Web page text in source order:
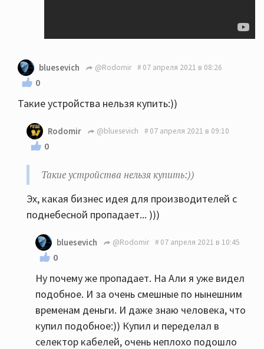
bluesevich @Rodomir 07 апреля 2021 в 08:26
0
Такие устройства нельзя купить:))
Rodomir @bluesevich 07 апреля 2021 в 09:10
0
Такие устройства нельзя купить:))
Эх, какая бизнес идея для производителей с
поднебесной пропадает... )))
bluesevich @Rodomir 07 апреля 2021 в 10:45
0
Ну почему же пропадает. На Али я уже видел
подобное. И за очень смешные по нынешним
временам деньги. И даже знаю человека, что
купил подобное:)) Купил и переделал в
селектор кабелей, очень неплохо подошло